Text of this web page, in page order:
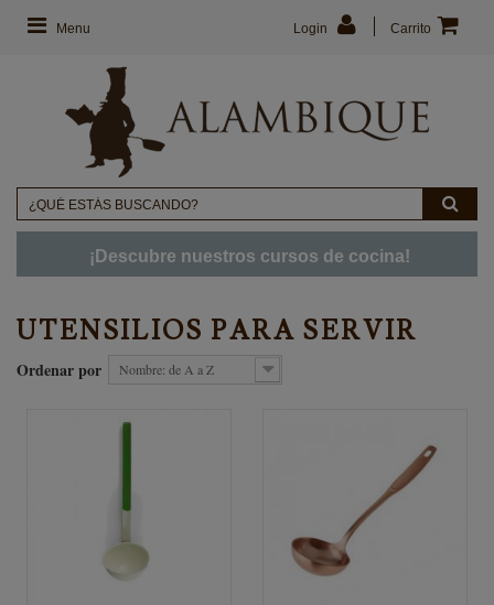
Menu Carrito
Login
¡Descubre nuestros cursos de cocina!
UTENSILIOS PARA SERVIR
Ordenar por Nombre: de A a Z